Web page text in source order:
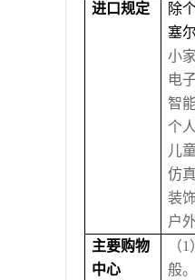
进口规定
除
塞
小
电
智
个
儿
仿
装
户
主要购物
中心
（1
般